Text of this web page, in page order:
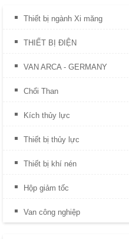
Thiết bị ngành Xi măng
THIẾT BỊ ĐIỆN
VAN ARCA - GERMANY
Chổi Than
Kích thủy lực
Thiết bị thủy lực
Thiết bị khí nén
Hộp giảm tốc
Van công nghiệp